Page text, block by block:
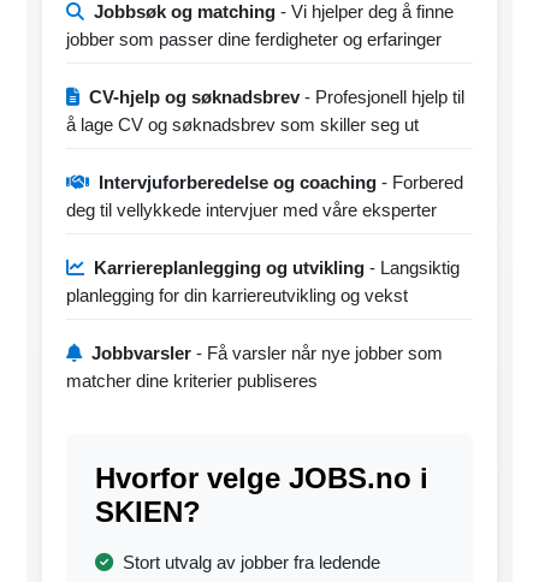
Jobbsøk og matching - Vi hjelper deg å finne
jobber som passer dine ferdigheter og erfaringer
CV-hjelp og søknadsbrev- Profesjonell hjelp til
å lage CV og søknadsbrev som skiller seg ut
Intervjuforberedelse og coaching - Forbered
deg til vellykkede intervjuer med våre eksperter
Karriereplanlegging og utvikling - Langsiktig
planlegging for din karriereutvikling og vekst
Jobbvarsler - Få varsler når nye jobber som
matcher dine kriterier publiseres
Hvorfor velge JOBS.no i
SKIEN?
Stort utvalg av jobber fra ledende